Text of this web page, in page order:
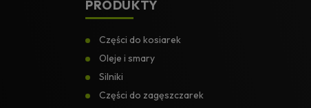
PRODUKTY
Części do kosiarek
Oleje i smary
Silniki
Części do zagęszczarek